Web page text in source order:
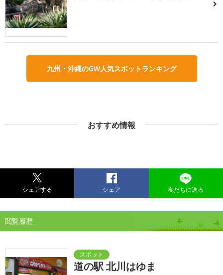
九州・沖縄のGW人気スポットランキング
おすすめ情報
シェアする シェア 友だちに送る
閲覧履歴
道の駅 北川はゆま